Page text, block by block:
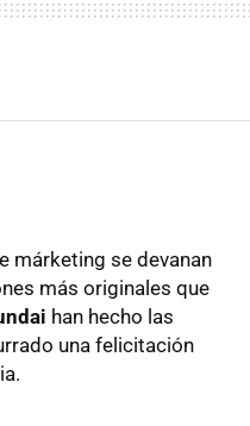
márketing se devanan
más originales que
han hecho las
una felicitación